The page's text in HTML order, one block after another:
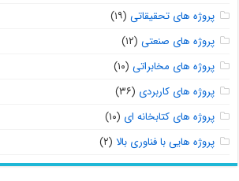
پروژه های تحقیقاتی (۱۹)
پروژه های صنعتی (۱۲)
پروژه های مخابراتی (۱۰)
پروژه های کاربردی (۳۶)
پروژه های کتابخانه ای (۱۰)
پروژه هایی با فناوری بالا (۲)